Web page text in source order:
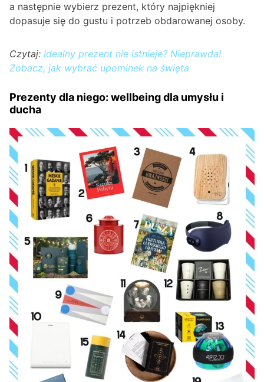
a następnie wybierz prezent, który najpiękniej
dopasuje się do gustu i potrzeb obdarowanej osoby.
Czytaj: Idealny prezent nie istnieje? Nieprawda!
Zobacz, jak wybrać upominek na święta
Prezenty dla niego: wellbeing dla umysłu i
ducha